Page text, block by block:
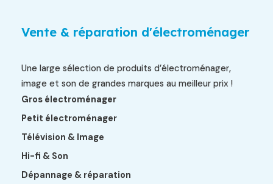
Vente & réparation d'électroménager
Une large sélection de produits d’électroménager,
image et son de grandes marques au meilleur prix !
Gros électroménager
Petit électroménager
Télévision & Image
Hi-fi & Son
Dépannage & réparation